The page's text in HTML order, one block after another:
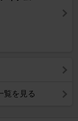
覧を見る